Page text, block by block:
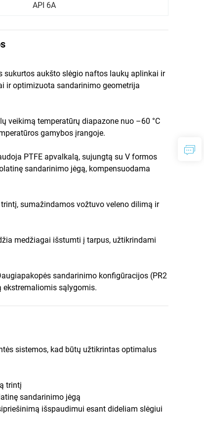
API 6A
sukurtos aukšto slėgio naftos laukų aplinkai ir
ir optimizuota sandarinimo geometrija
veikimą temperatūrų diapazone nuo –60 °C
gamybos įrangoje.
PTFE apvalkalą, sujungtą su V formos
sandarinimo jėgą, kompensuodama
sumažindamos vožtuvo veleno dilimą ir
medžiagai išstumti į tarpus, užtikrindami
sandarinimo konfigūracijos (PR2
sąlygomis.
sistemos, kad būtų užtikrintas optimalus
trintį
sandarinimo jėgą
išspaudimui esant dideliam slėgiui